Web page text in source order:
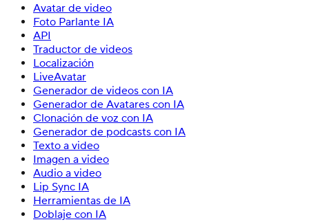
Avatar de video
Foto Parlante IA
API
Traductor de videos
Localización
LiveAvatar
Generador de videos con IA
Generador de Avatares con IA
Clonación de voz con IA
Generador de podcasts con IA
Texto a video
Imagen a video
Audio a video
Lip Sync IA
Herramientas de IA
Doblaje con IA